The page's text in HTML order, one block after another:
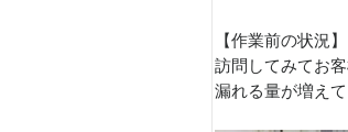
【作業前の状況】
訪問してみてお
漏れる量が増え